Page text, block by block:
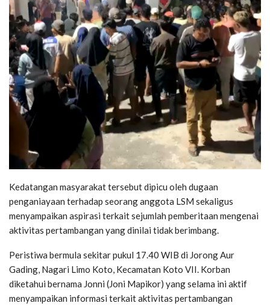
Kedatangan masyarakat tersebut dipicu oleh dugaan
penganiayaan terhadap seorang anggota LSM sekaligus
menyampaikan aspirasi terkait sejumlah pemberitaan mengenai
aktivitas pertambangan yang dinilai tidak berimbang.
Peristiwa bermula sekitar pukul 17.40 WIB di Jorong Aur
Gading, Nagari Limo Koto, Kecamatan Koto VII. Korban
diketahui bernama Jonni (Joni Mapikor) yang selama ini aktif
menyampaikan informasi terkait aktivitas pertambangan